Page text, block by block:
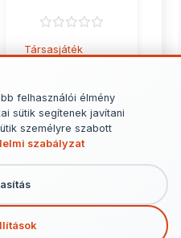
felhasználói élmény
sütik segítenek javítani
személyre szabott
szabályzat
Társasjáték
6 490 Ft
RÉSZLETEK
- Társasjáték